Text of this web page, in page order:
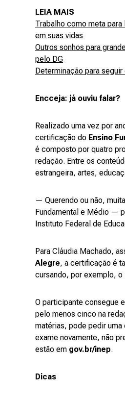
LEIA MAIS
Trabalho como meta
em suas vidas
Outros sonhos para
pelo DG
Determinação para
Encceja: já ouviu falar?
Realizado uma vez por
certificação do Ensino
é composto por quatro
redação. Entre os
estrangeira, artes,
— Querendo ou não,
Fundamental e Médio —
Instituto Federal de
Para Cláudia Machado,
Alegre, a certificação é
cursando, por exemplo, o
O participante consegue
pelo menos cinco na
matérias, pode pedir
exame novamente, não
estão em gov.br/inep.
Dicas